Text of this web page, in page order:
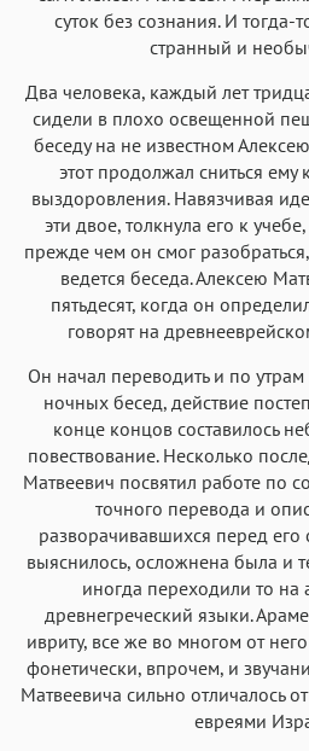
суток без сознания. И тогда-
странный и
Два человека, каждый лет
сидели в плохо освещенной
беседу на не известном
этот продолжал сниться
выздоровления. Навязчивая
эти двое, толкнула его к
прежде чем он смог
ведется беседа. Алексею
пятьдесят, когда он
говорят на
Он начал переводить и по
ночных бесед, действие
конце концов составилось
повествование. Несколько
Матвеевич посвятил работе по
точного перевода и
разворачивавшихся перед его
выяснилось, осложнена была и
иногда переходили то на
древнегреческий языки.
ивриту, все же во многом от
фонетически, впрочем, и
Матвеевича сильно отличалось
евреями